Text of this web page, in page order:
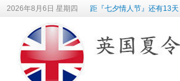
2026年8月6日 星期四 距『七夕情人节』还有13天